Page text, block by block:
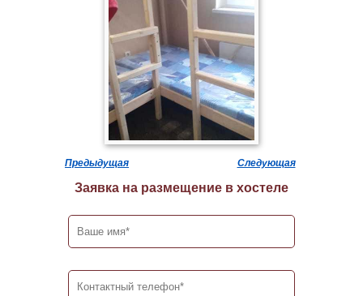
Предыдущая Следующая
Заявка на размещение в хостеле